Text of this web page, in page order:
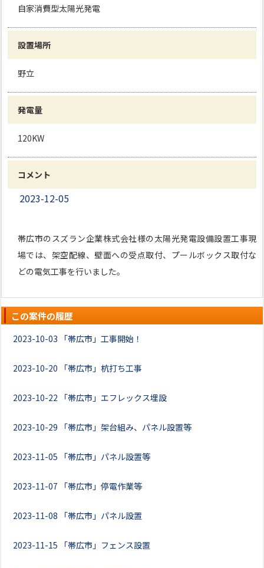
自家消費型太陽光発電
設置場所
野立
発電量
120KW
コメント
2023-12-05
帯広市のスズラン企業株式会社様の太陽光発電設備設置工事現
場では、架空配線、壁面への受点取付、プールボックス取付な
どの電気工事を行いました。
この案件の履歴
2023-10-03 「帯広市」工事開始！
2023-10-20 「帯広市」杭打ち工事
2023-10-22 「帯広市」エフレックス埋設
2023-10-29 「帯広市」架台組み、パネル設置等
2023-11-05 「帯広市」パネル設置等
2023-11-07 「帯広市」停電作業等
2023-11-08 「帯広市」パネル設置
2023-11-15 「帯広市」フェンス設置